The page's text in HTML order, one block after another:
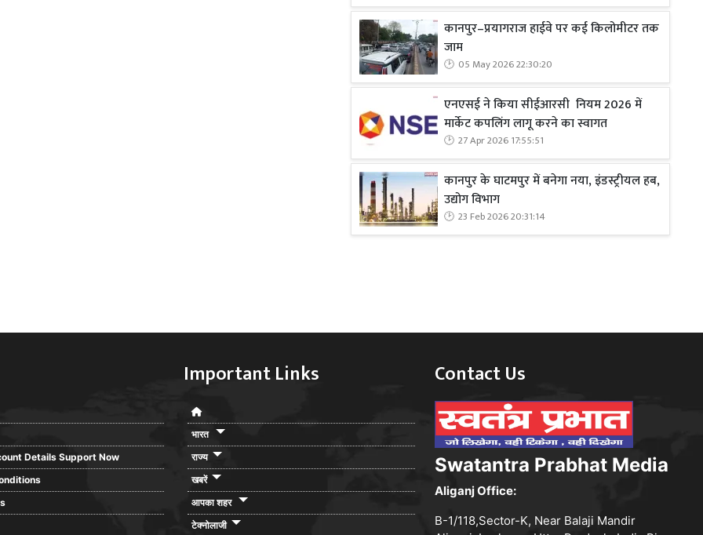
कानपुर–प्रयागराज हाईवे पर कई किलोमीटर तक
जाम
05 May 2026 22:30:20
एनएसई ने किया सीईआरसी नियम 2026 में
मार्केट कपलिंग लागू करने का स्वागत
27 Apr 2026 17:55:51
कानपुर के घाटमपुर में बनेगा नया, इंडस्ट्रीयल हब,
उद्योग विभाग
23 Feb 2026 20:31:14
Details Support Now
Important Links
भारत
राज्य
खबरें
आपका शहर
टेक्नोलाजी
Contact Us
Swatantra Prabhat Media
Aliganj Office:
B-1/118,Sector-K, Near Balaji Mandir